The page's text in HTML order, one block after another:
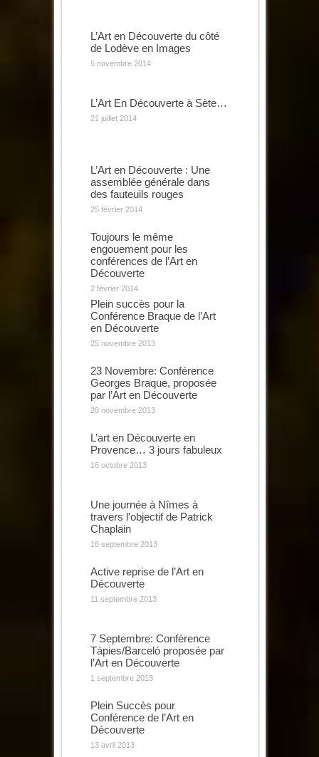
L’Art en Découverte du côté
de Lodève en Images
5 novembre 2014
L’Art En Découverte à Sète…
21 juillet 2014
L’Art en Découverte : Une
assemblée générale dans
des fauteuils rouges
25 février 2014
Toujours le même
engouement pour les
conférences de l’Art en
Découverte
2 février 2014
Plein succès pour la
Conférence Braque de l’Art
en Découverte
25 novembre 2013
23 Novembre: Conférence
Georges Braque, proposée
par l’Art en Découverte
20 novembre 2013
L’art en Découverte en
Provence… 3 jours fabuleux
16 octobre 2013
Une journée à Nîmes à
travers l’objectif de Patrick
Chaplain
16 septembre 2013
Active reprise de l’Art en
Découverte
11 septembre 2013
7 Septembre: Conférence
Tàpies/Barceló proposée par
l’Art en Découverte
1 septembre 2013
Plein Succès pour
Conférence de l’Art en
Découverte
13 avril 2013